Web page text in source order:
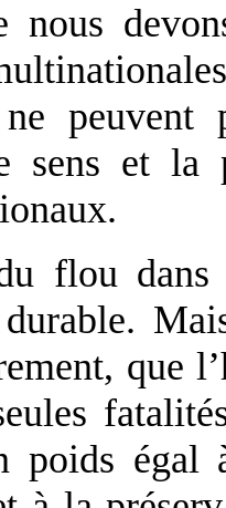
nous
sens et la
flou dans
durable.
que
poids égal